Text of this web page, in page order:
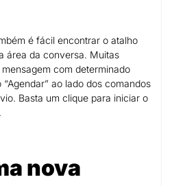
é fácil encontrar o atalho
área da conversa. Muitas
com determinado
ao lado dos comandos
Basta um clique para iniciar o
nova